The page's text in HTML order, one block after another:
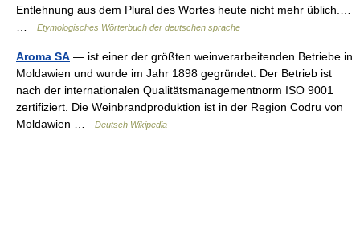
Entlehnung aus dem Plural des Wortes heute nicht mehr üblich.…
Etymologisches Wörterbuch der deutschen sprache
Aroma SA — ist einer der größten weinverarbeitenden Betriebe in
Moldawien und wurde im Jahr 1898 gegründet. Der Betrieb ist
nach der internationalen Qualitätsmanagementnorm ISO 9001
zertifiziert. Die Weinbrandproduktion ist in der Region Codru von
Moldawien …
Deutsch Wikipedia